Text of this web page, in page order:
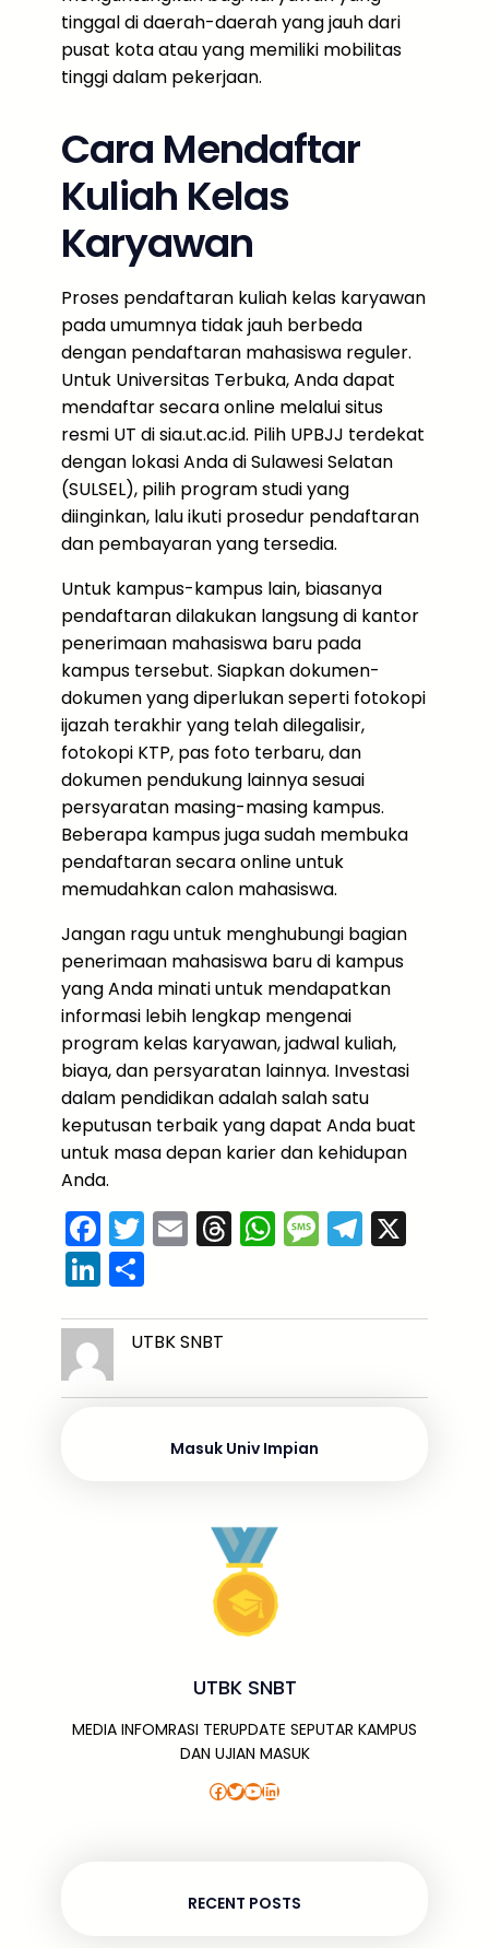
tinggal di daerah-daerah yang jauh dari
pusat kota atau yang memiliki mobilitas
tinggi dalam pekerjaan.
Cara Mendaftar
Kuliah Kelas
Karyawan
Proses pendaftaran kuliah kelas karyawan
pada umumnya tidak jauh berbeda
dengan pendaftaran mahasiswa reguler.
Untuk Universitas Terbuka, Anda dapat
mendaftar secara online melalui situs
resmi UT di sia.ut.ac.id. Pilih UPBJJ terdekat
dengan lokasi Anda di Sulawesi Selatan
(SULSEL), pilih program studi yang
diinginkan, lalu ikuti prosedur pendaftaran
dan pembayaran yang tersedia.
Untuk kampus-kampus lain, biasanya
pendaftaran dilakukan langsung di kantor
penerimaan mahasiswa baru pada
kampus tersebut. Siapkan dokumen-
dokumen yang diperlukan seperti fotokopi
ijazah terakhir yang telah dilegalisir,
fotokopi KTP, pas foto terbaru, dan
dokumen pendukung lainnya sesuai
persyaratan masing-masing kampus.
Beberapa kampus juga sudah membuka
pendaftaran secara online untuk
memudahkan calon mahasiswa.
Jangan ragu untuk menghubungi bagian
penerimaan mahasiswa baru di kampus
yang Anda minati untuk mendapatkan
informasi lebih lengkap mengenai
program kelas karyawan, jadwal kuliah,
biaya, dan persyaratan lainnya. Investasi
dalam pendidikan adalah salah satu
keputusan terbaik yang dapat Anda buat
untuk masa depan karier dan kehidupan
Anda.
F
a
c
e
b
o
T
w
er
E
m
l
T
hr
a
s
W
h
ts
p
p
M
e
s
g
T
el
gr
m
Li
n
k
e
dI
ar
UTBK SNBT
Masuk Univ Impian
UTBK SNBT
MEDIA INFOMRASI TERUPDATE SEPUTAR KAMPUS
DAN UJIAN MASUK
Facebook Twitter YouTube LinkedIn
RECENT POSTS